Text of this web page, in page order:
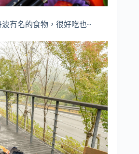
有名的食物，很好吃也~